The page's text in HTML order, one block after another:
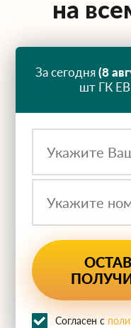
на
За сегодня(8
шт ГК
Согласен с